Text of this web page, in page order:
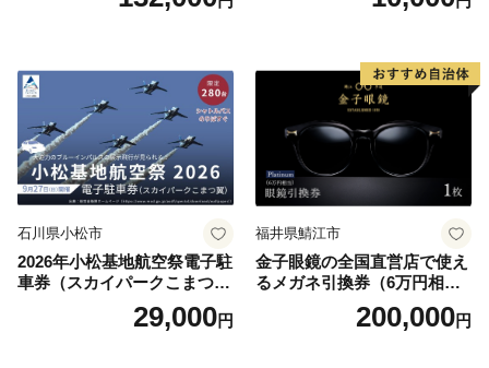
円分）【トラベル 観光 旅行
石川県小松市
2026年小松基地航空祭電子駐
車券（スカイパークこまつ
翼） 駐車場 シャトルバスの
りばすぐ 石川県 小松市
29,000円
福井県鯖江市
金子眼鏡の全国直営店で使え
るメガネ引換券（6万円相
当） Platinum200,000円